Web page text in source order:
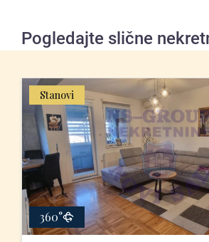
Pogledajte slične
Stanovi
360°